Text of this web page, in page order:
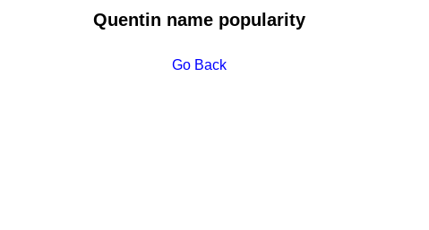
Quentin name popularity
Go Back